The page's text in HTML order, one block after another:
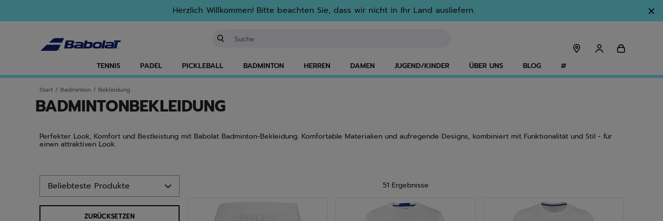
Herzlich Willkommen! Bitte beachten Sie, dass wir nicht in Ihr Land ausliefern.
TENNIS PADEL PICKLEBALL BADMINTON HERREN DAMEN JUGEND/KINDER ÜBER UNS BLOG #
Start / Badminton / Bekleidung
BADMINTONBEKLEIDUNG
Perfekter Look, Komfort und Bestleistung mit Babolat Badminton-Bekleidung. Komfortable Materialien und aufregende Designs, kombiniert mit Funktionalität und Stil - für
einen attraktiven Look.
Zu den Produkten springen
51 Ergebnisse
ZURÜCKSETZEN